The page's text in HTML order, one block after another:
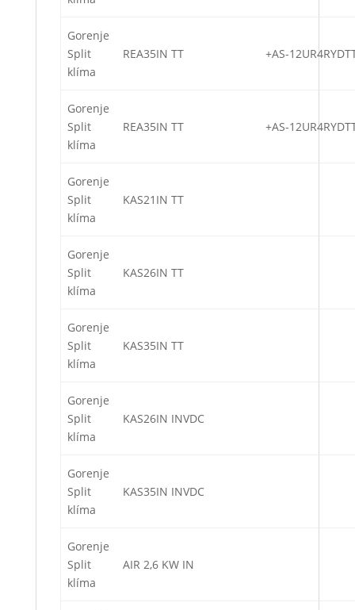
Gorenje
Split
klíma
REA35IN TT +AS-
Gorenje
Split
klíma
REA35IN TT +AS-
Gorenje
Split
klíma
KAS21IN TT
Gorenje
Split
klíma
KAS26IN TT
Gorenje
Split
klíma
KAS35IN TT
Gorenje
Split
klíma
KAS26IN INVDC
Gorenje
Split
klíma
KAS35IN INVDC
Gorenje
Split
klíma
AIR 2,6 KW IN